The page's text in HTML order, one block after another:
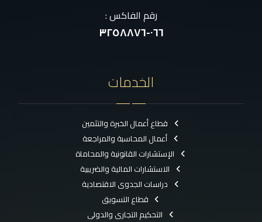
رقم الفاكس :
٠٦٦-٣٢٥٨٨٧٦
الخدمات
قطاع أعمال الخبرة والتثمين
أعمال المحاسبة والمراجعة
الإستشارات القانونية والمحاماة
الاستشارات المالية والضريبية
دراسات الجدوى الاقتصادية
قطاع التسويق
التحكيم التجارى والدولى